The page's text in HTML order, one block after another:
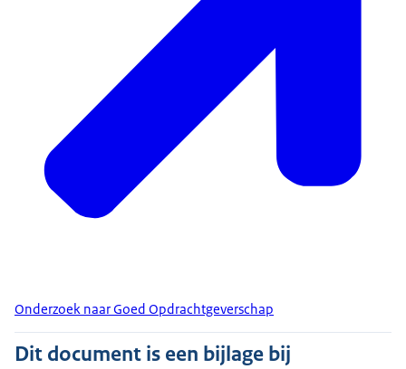
Onderzoek naar Goed Opdrachtgeverschap
Dit document is een bijlage bij